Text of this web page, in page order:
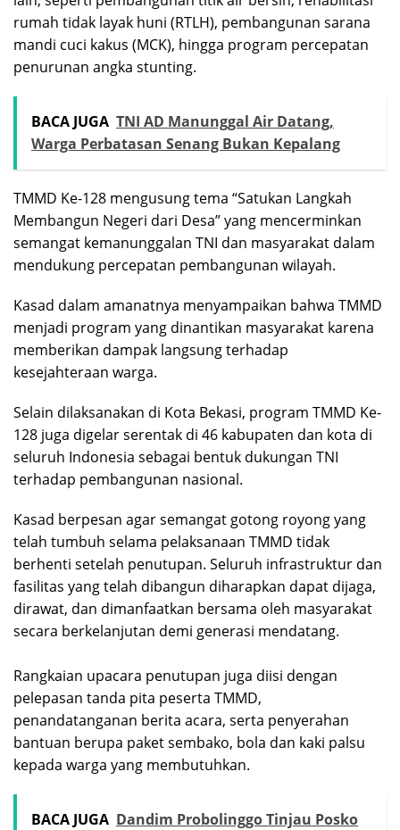
rumah tidak layak huni (RTLH), pembangunan sarana
mandi cuci kakus (MCK), hingga program percepatan
penurunan angka stunting.
BACA JUGA TNI AD Manunggal Air Datang,
Warga Perbatasan Senang Bukan Kepalang
TMMD Ke-128 mengusung tema “Satukan Langkah
Membangun Negeri dari Desa” yang mencerminkan
semangat kemanunggalan TNI dan masyarakat dalam
mendukung percepatan pembangunan wilayah.
Kasad dalam amanatnya menyampaikan bahwa TMMD
menjadi program yang dinantikan masyarakat karena
memberikan dampak langsung terhadap
kesejahteraan warga.
Selain dilaksanakan di Kota Bekasi, program TMMD Ke-
128 juga digelar serentak di 46 kabupaten dan kota di
seluruh Indonesia sebagai bentuk dukungan TNI
terhadap pembangunan nasional.
‎‎Kasad berpesan agar semangat gotong royong yang
telah tumbuh selama pelaksanaan TMMD tidak
berhenti setelah penutupan. Seluruh infrastruktur dan
fasilitas yang telah dibangun diharapkan dapat dijaga,
dirawat, dan dimanfaatkan bersama oleh masyarakat
secara berkelanjutan demi generasi mendatang.
‎Rangkaian upacara penutupan juga diisi dengan
pelepasan tanda pita peserta TMMD,
penandatanganan berita acara, serta penyerahan
bantuan berupa paket sembako, bola dan kaki palsu
kepada warga yang membutuhkan.
BACA JUGA Dandim Probolinggo Tinjau Posko